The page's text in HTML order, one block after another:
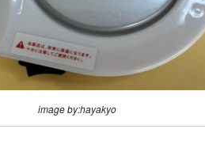
image by:hayakyo